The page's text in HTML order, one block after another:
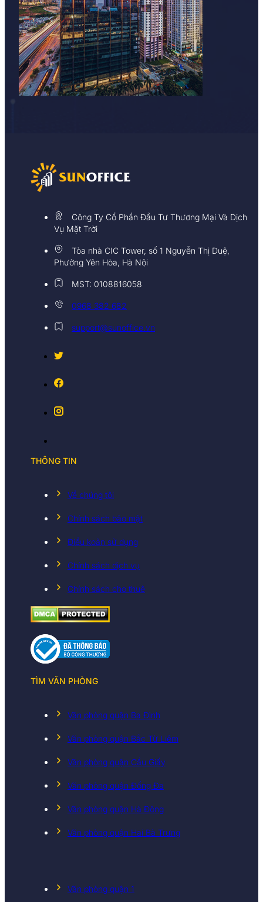
Công Ty Cổ Phần Đầu Tư Thương Mại Và Dịch
Vụ Mặt Trời
Tòa nhà CIC Tower, số 1 Nguyễn Thị Duệ,
Phường Yên Hòa, Hà Nội
MST: 0108816058
0968 382 682
support@sunoffice.vn
THÔNG TIN
Về chúng tôi
Chính sách bảo mật
Điều koản sử dụng
Chính sách dịch vụ
Chính sách cho thuê
TÌM VĂN PHÒNG
Văn phòng quận Ba Đình
Văn phòng quận Bắc Từ Liêm
Văn phòng quận Cầu Giấy
Văn phòng quận Đống Đa
Văn phòng quận Hà Đông
Văn phòng quận Hai Bà Trưng
Văn phòng quận 1